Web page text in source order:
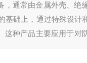
通常由金属外壳、绝
基础上，通过特殊设计
种产品主要应用于对